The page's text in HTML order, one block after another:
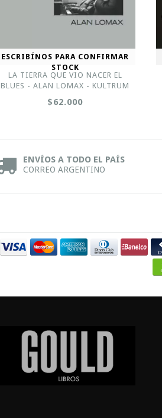
ESCRIBÍNOS PARA CONFIRMAR
STOCK
LA TIERRA QUE VIO NACER EL
BLUES - ALAN LOMAX - KULTRUM
$62.000
ENVÍOS A TODO EL PAÍS
CORREO ARGENTINO